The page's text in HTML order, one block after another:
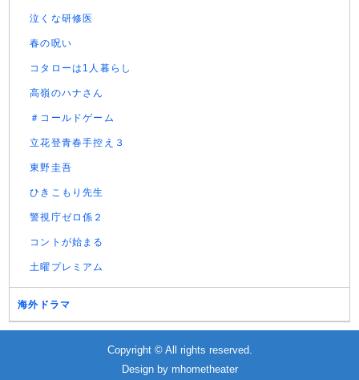
泣くな研修医
春の呪い
コタローは1人暮らし
高嶺のハナさん
＃コールドゲーム
立花登青春手控え３
東野圭吾
ひきこもり先生
警視庁ゼロ係２
コントが始まる
土曜プレミアム
海外ドラマ
Copyright © All rights reserved.
Design by mhometheater